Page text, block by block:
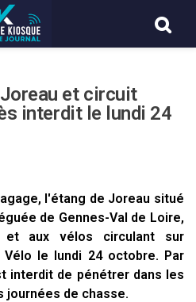
Joreau et circuit
interdit le lundi 24
l'étang de Joreau situé
de Gennes-Val de Loire,
aux vélos circulant sur
le lundi 24 octobre. Par
interdit de pénétrer dans les
journées de chasse.